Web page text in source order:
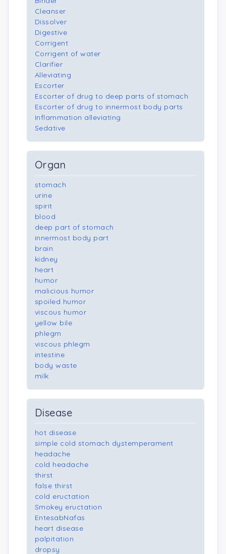
Cleanser
Dissolver
Digestive
Corrigent
Corrigent of water
Clarifier
Alleviating
Escorter
Escorter of drug to deep parts of stomach
Escorter of drug to innermost body parts
Inflammation alleviating
Sedative
Organ
stomach
urine
spirit
blood
deep part of stomach
innermost body part
brain
kidney
heart
humor
malicious humor
spoiled humor
viscous humor
yellow bile
phlegm
viscous phlegm
intestine
body waste
milk
Disease
hot disease
simple cold stomach dystemperament
headache
cold headache
thirst
false thirst
cold eructation
Smokey eructation
EntesabNafas
heart disease
palpitation
dropsy